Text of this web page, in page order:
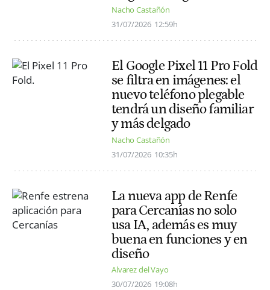
Nacho Castañón
31/07/2026 12:59h
El Google Pixel 11 Pro Fold
se filtra en imágenes: el
nuevo teléfono plegable
tendrá un diseño familiar
y más delgado
Nacho Castañón
31/07/2026 10:35h
La nueva app de Renfe
para Cercanías no solo
usa IA, además es muy
buena en funciones y en
diseño
Alvarez del Vayo
30/07/2026 19:08h